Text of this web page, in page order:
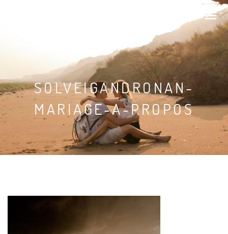
SOLVEIGANDRONAN-
MARIAGE-A-PROPOS